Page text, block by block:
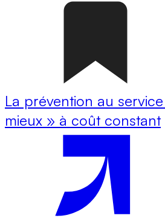
La prévention au
mieux » à coût constant